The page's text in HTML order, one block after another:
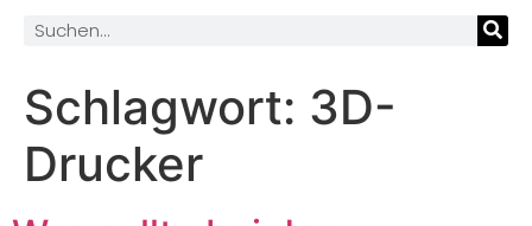
Schlagwort: 3D-
Drucker